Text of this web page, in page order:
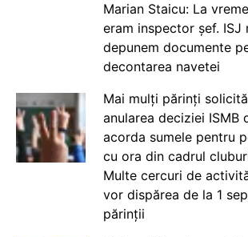
Marian Staicu: La
eram inspector șef. ISJ
depunem documente
decontarea navetei
Mai mulți părinți
anularea deciziei ISMB
acorda sumele pentru
cu ora din cadrul
Multe cercuri de
vor dispărea de la 1
părinții